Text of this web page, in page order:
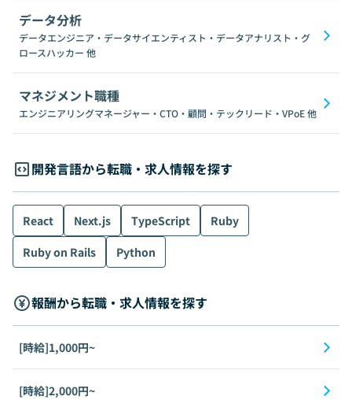
データ分析
データエンジニア・データサイエンティスト・データアナリスト・グ
ロースハッカー 他
マネジメント職種
エンジニアリングマネージャー・CTO・顧問・テックリード・VPoE他
開発言語から転職・求人情報を探す
React Next.js TypeScript
Ruby
Ruby on Rails
Python
報酬から転職・求人情報を探す
[時給]1,000円~
[時給]2,000円~